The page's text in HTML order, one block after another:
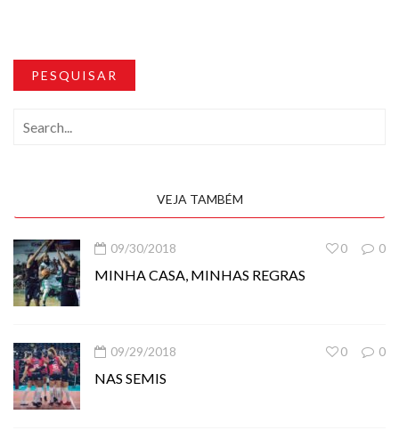
PESQUISAR
VEJA TAMBÉM
09/30/2018 0
0
MINHA CASA, MINHAS REGRAS
09/29/2018 0
0
NAS SEMIS